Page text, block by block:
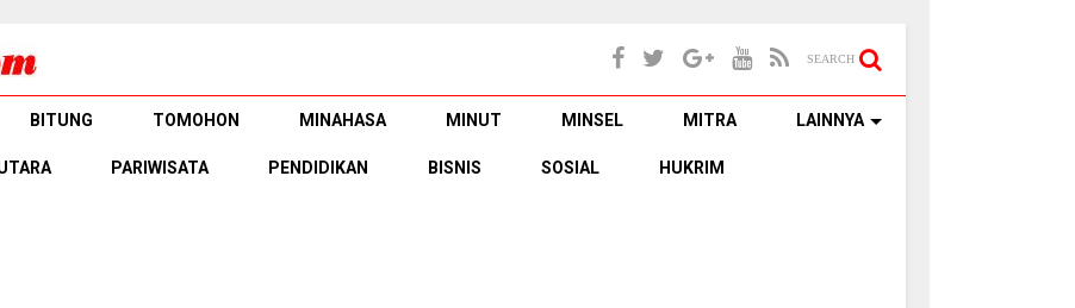
SEARCH
BITUNG TOMOHON MINAHASA MINUT MINSEL MITRA LAINNYA
PARIWISATA PENDIDIKAN BISNIS SOSIAL HUKRIM